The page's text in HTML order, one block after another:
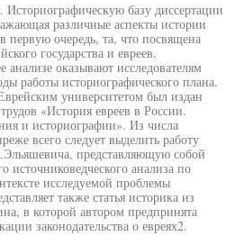
базу диссертации
различные аспекты истории
первую очередь, та, что посвящена
государства и евреев.
оказывают исследователям
работы историографического плана.
университетом был издан
«История евреев в России.
и историографии». Из числа
всего следует выделить работу
представляющую собой
источниковедческого анализа по
исследуемой проблемы
также статья историка из
в которой автором предпринята
законодательства о евреях2.